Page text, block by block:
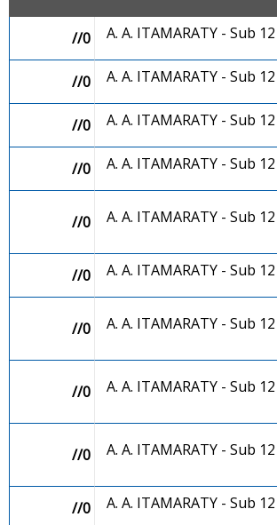
//0
A. A. ITAMARATY - Sub 12
//0 A. A. ITAMARATY - Sub 12
//0 A. A. ITAMARATY - Sub 12
//0 A. A. ITAMARATY - Sub 12
//0 A. A. ITAMARATY - Sub 12
//0 A. A. ITAMARATY - Sub 12
//0 A. A. ITAMARATY - Sub 12
//0 A. A. ITAMARATY - Sub 12
//0 A. A. ITAMARATY - Sub 12
//0 A. A. ITAMARATY - Sub 12